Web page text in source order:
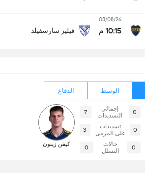
08/08/26
10:15 م فيليز سارسفيلد
الوسط الدفاع
0
إجمالي
التسديدات
7
0
تسديدات
على المرمى
3
0
حالات
التسلل
0 كيفن زينون